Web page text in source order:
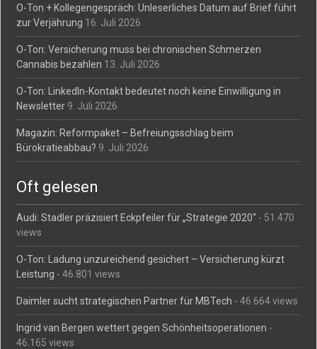
O-Ton + Kollegengespräch: Unleserliches Datum auf Brief führt
zur Verjährung 16. Juli 2026
O-Ton: Versicherung muss bei chronischen Schmerzen
Cannabis bezahlen 13. Juli 2026
O-Ton: LinkedIn-Kontakt bedeutet noch keine Einwilligung in
Newsletter 9. Juli 2026
Magazin: Reformpaket – Befreiungsschlag beim
Bürokratieabbau? 9. Juli 2026
Oft gelesen
Audi: Stadler präzisiert Eckpfeiler für „Strategie 2020“ - 51.470
views
O-Ton: Ladung unzureichend gesichert – Versicherung kürzt
Leistung - 46.801 views
Daimler sucht strategischen Partner für MBTech - 46.664 views
Ingrid van Bergen wettert gegen Schönheitsoperationen -
46.165 views